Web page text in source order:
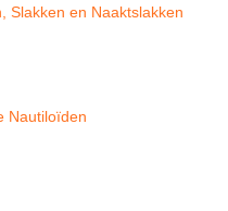
Slakken en Naaktslakken
Nautiloïden